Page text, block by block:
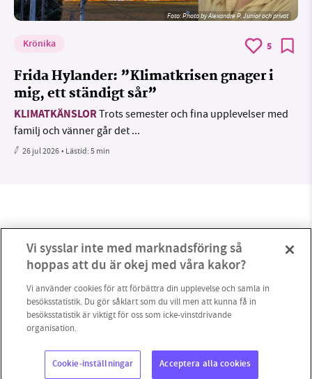
Foto:Photo by Alexandre P. Junior och privat
Krönika 5
Frida Hylander: ”Klimatkrisen gnager i
mig, ett ständigt sår”
KLIMATKÄNSLORTrots semester och fina upplevelser med
familj och vänner går det ...
26 jul 2026• Lästid:5 min
Copyright 2023 © Supermiljöbloggen
Vi sysslar inte med marknadsföring så
hoppas att du är okej med våra kakor?
Vi använder cookies för att förbättra din upplevelse och samla in
besöksstatistik. Du gör såklart som du vill men att kunna få in
besöksstatistik är viktigt för oss som icke-vinstdrivande
organisation.
Cookie-inställningar Acceptera alla cookies